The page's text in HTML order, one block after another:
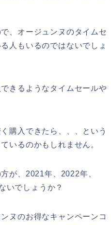
、オージュンヌのタイムセ
人もいるのではないでしょ
きるようなタイムセールや
購入できたら、、、という
いるのかもしれません。
が、2021年、2022年、
いでしょうか？
ヌのお得なキャンペーンコ